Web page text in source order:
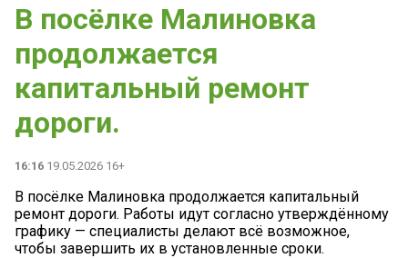
В посёлке Малиновка
продолжается
капитальный ремонт
дороги.
16:16 19.05.2026 16+
В посёлке Малиновка продолжается капитальный
ремонт дороги. Работы идут согласно утверждённому
графику — специалисты делают всё возможное,
чтобы завершить их в установленные сроки.